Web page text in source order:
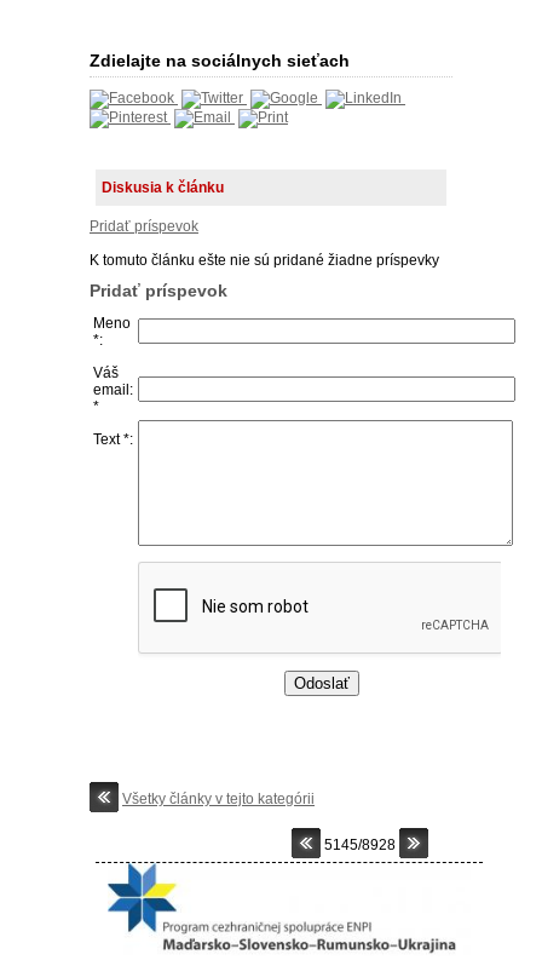
Zdielajte na sociálnych sieťach
Diskusia k článku
Pridať príspevok
K tomuto článku ešte nie sú pridané žiadne príspevky
Pridať príspevok
Meno
*:
Váš
email:
*
Text *:
Všetky články v tejto kategórii
5145/8928